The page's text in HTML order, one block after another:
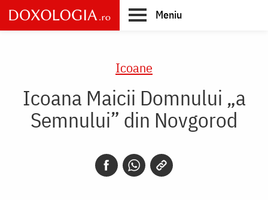
Skip
to
main
Meniu
Icoane
Icoana Maicii Domnului „a
Semnului” din Novgorod